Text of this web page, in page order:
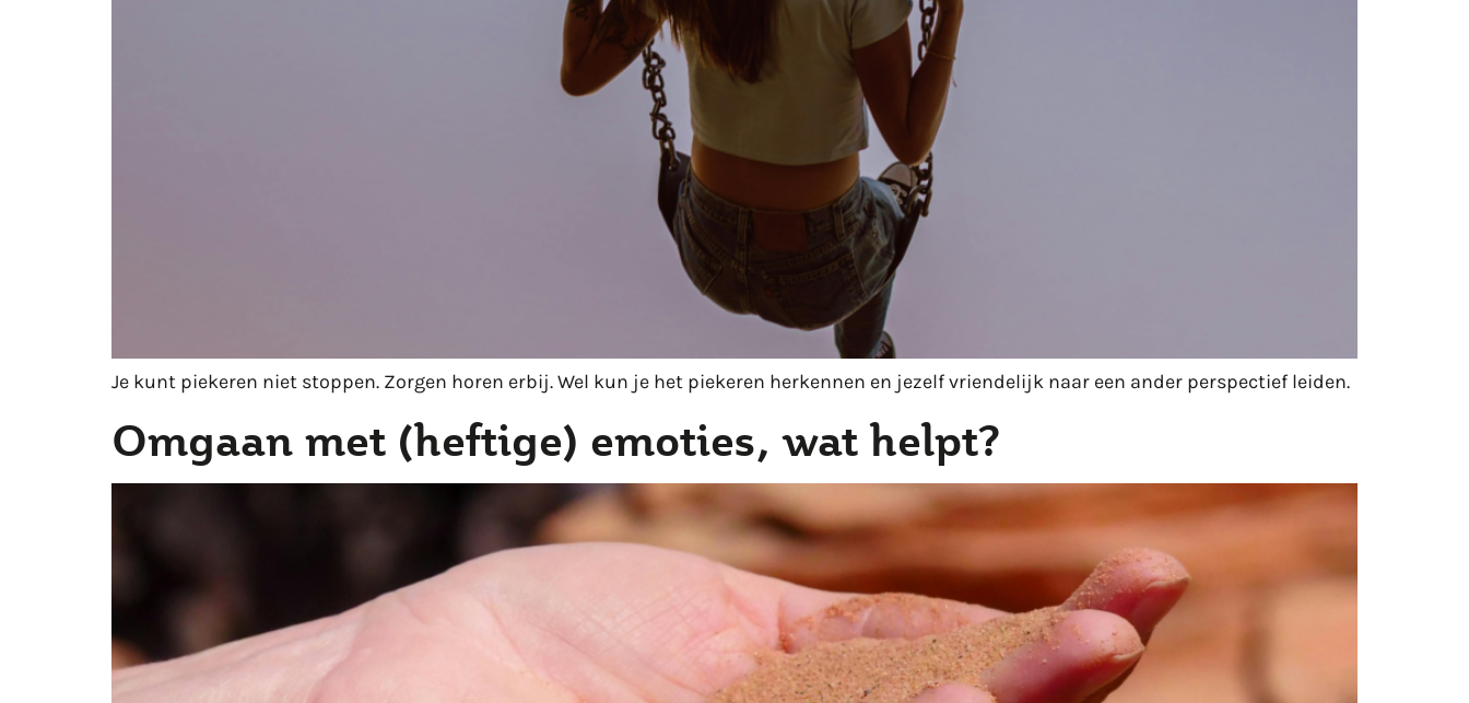
Je kunt piekeren niet stoppen. Zorgen horen erbij. Wel kun je het piekeren herkennen en jezelf vriendelijk naar een ander perspectief leiden.
Omgaan met (heftige) emoties, wat helpt?